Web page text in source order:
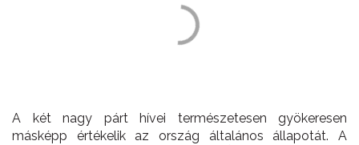
A két nagy párt hívei természetesen gyökeresen
másképp értékelik az ország általános állapotát. A